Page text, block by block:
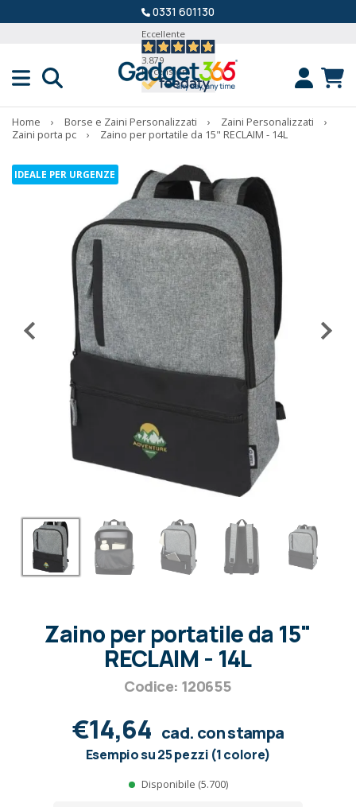
0331 601130
Eccellente
3.879
Recensioni
Home › Borse e Zaini Personalizzati › Zaini Personalizzati
›
Zaini porta pc
› Zaino per portatile da 15" RECLAIM - 14L
IDEALE PER URGENZE
Zaino per portatile da 15"
RECLAIM - 14L
Codice: 120655
€14,64 cad. con stampa
Esempio su 25 pezzi (1 colore)
Disponibile (5.700)